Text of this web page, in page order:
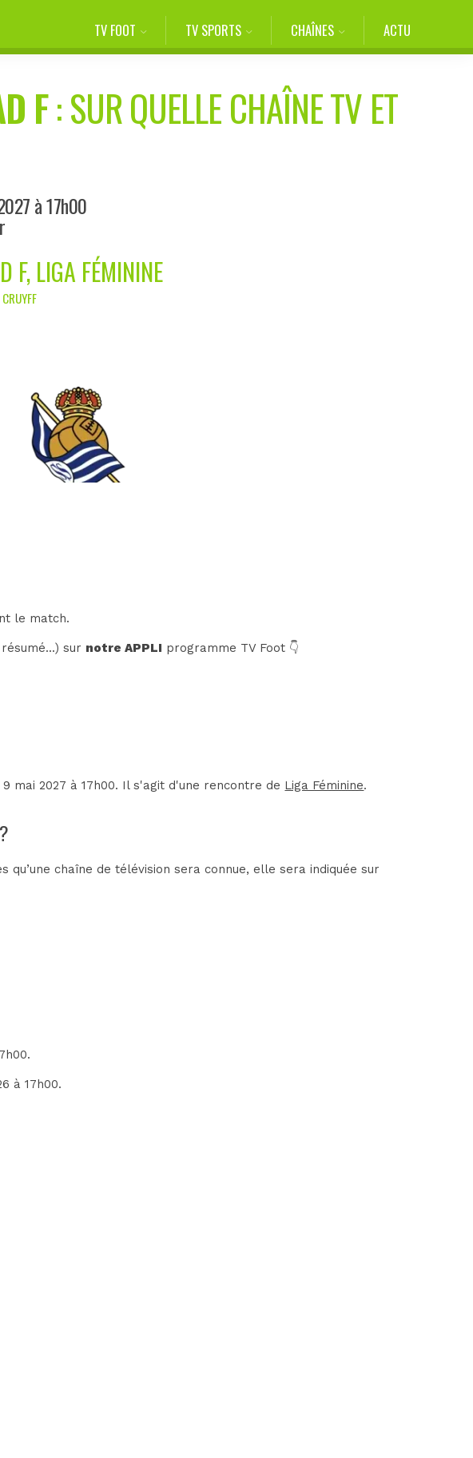
TV FOOT TV SPORTS CHAÎNES ACTU
F: SUR QUELLE CHAÎNE TV ET
à 17h00
F, LIGA FÉMININE
le match.
sur notre APPLI programme TV Foot 👇
mai 2027 à 17h00. Il s'agit d'une rencontre de Liga Féminine.
qu’une chaîne de télévision sera connue, elle sera indiquée sur
à 17h00.